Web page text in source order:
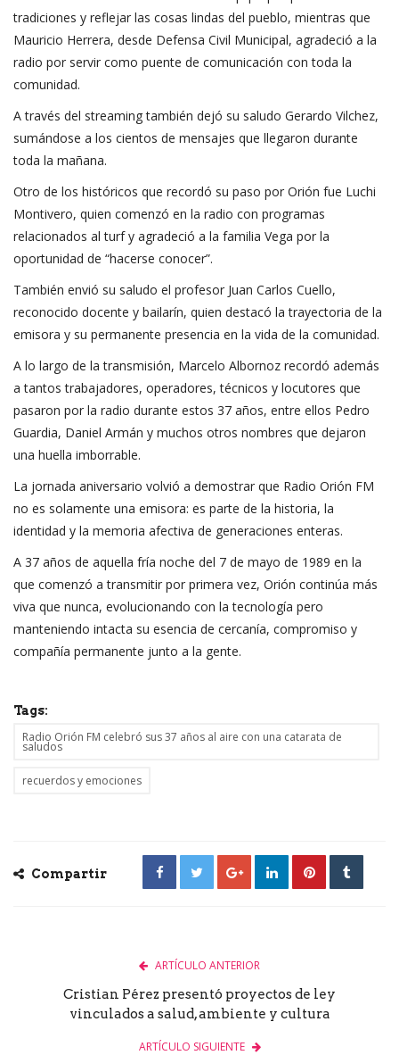
tradiciones y reflejar las cosas lindas del pueblo, mientras que
Mauricio Herrera, desde Defensa Civil Municipal, agradeció a la
radio por servir como puente de comunicación con toda la
comunidad.
A través del streaming también dejó su saludo Gerardo Vilchez,
sumándose a los cientos de mensajes que llegaron durante
toda la mañana.
Otro de los históricos que recordó su paso por Orión fue Luchi
Montivero, quien comenzó en la radio con programas
relacionados al turf y agradeció a la familia Vega por la
oportunidad de “hacerse conocer”.
También envió su saludo el profesor Juan Carlos Cuello,
reconocido docente y bailarín, quien destacó la trayectoria de la
emisora y su permanente presencia en la vida de la comunidad.
A lo largo de la transmisión, Marcelo Albornoz recordó además
a tantos trabajadores, operadores, técnicos y locutores que
pasaron por la radio durante estos 37 años, entre ellos Pedro
Guardia, Daniel Armán y muchos otros nombres que dejaron
una huella imborrable.
La jornada aniversario volvió a demostrar que Radio Orión FM
no es solamente una emisora: es parte de la historia, la
identidad y la memoria afectiva de generaciones enteras.
A 37 años de aquella fría noche del 7 de mayo de 1989 en la
que comenzó a transmitir por primera vez, Orión continúa más
viva que nunca, evolucionando con la tecnología pero
manteniendo intacta su esencia de cercanía, compromiso y
compañía permanente junto a la gente.
Tags:
Radio Orión FM celebró sus 37 años al aire con una catarata de
saludos
recuerdos y emociones
Compartir
ARTÍCULO ANTERIOR
Cristian Pérez presentó proyectos de ley
vinculados a salud, ambiente y cultura
ARTÍCULO SIGUIENTE